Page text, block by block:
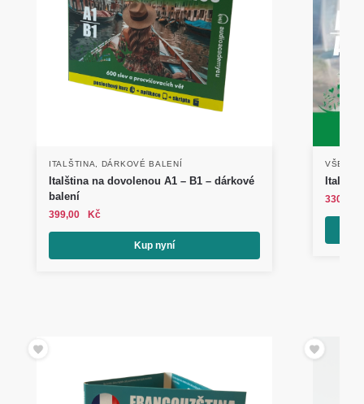
ITALŠTINA, DÁRKOVÉ BALENÍ
Italština na dovolenou A1 – B1 – dárkové
balení
399,00 Kč
Kup nyní
330,00